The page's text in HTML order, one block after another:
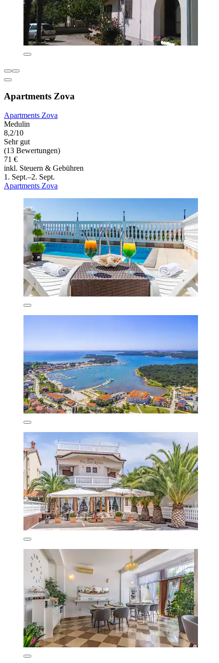
Apartments Zova
Apartments Zova
Medulin
8,2/10
Sehr gut
(13 Bewertungen)
71 €
inkl. Steuern & Gebühren
1. Sept.–2. Sept.
Apartments Zova